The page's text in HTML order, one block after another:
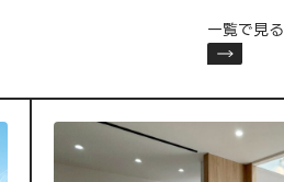
一覧で見る